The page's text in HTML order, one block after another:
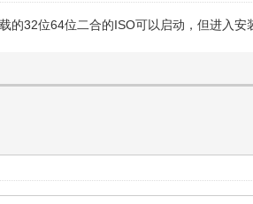
的32位64位二合的ISO可以启动，但进入安